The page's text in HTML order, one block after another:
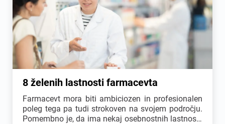
8 želenih lastnosti farmacevta
Farmacevt mora biti ambiciozen in profesionalen
poleg tega pa tudi strokoven na svojem področju.
Pomembno je, da ima nekaj osebnostnih lastnosti,